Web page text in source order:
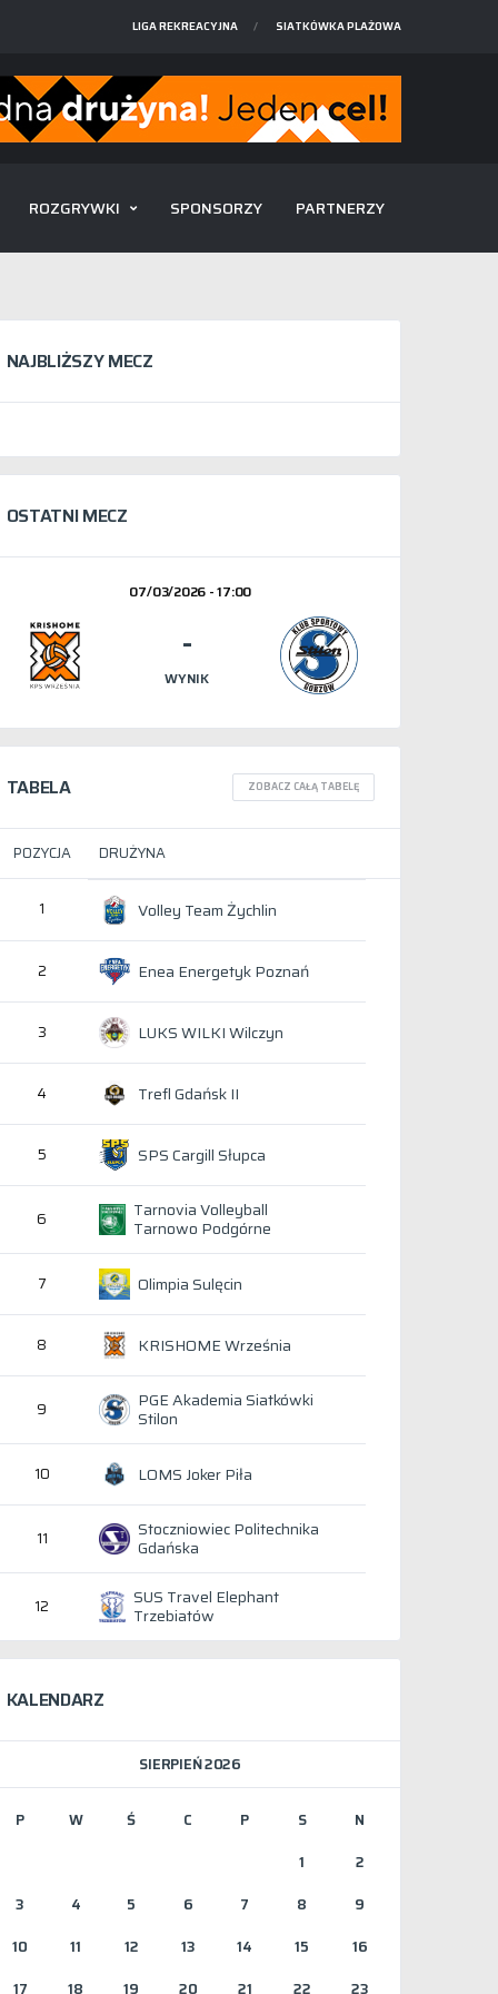
LIGA REKREACYJNA SIATKÓWKA PLAŻOWA
ROZGRYWKI SPONSORZY PARTNERZY
NAJBLIŻSZY MECZ
OSTATNI MECZ
07/03/2026 - 17:00
-
WYNIK
TABELA ZOBACZ CAŁĄ TABELĘ
POZYCJA DRUŻYNA
1 Volley Team Żychlin
2 Enea Energetyk Poznań
3 LUKS WILKI Wilczyn
4 Trefl Gdańsk II
5 SPS Cargill Słupca
6 Tarnovia Volleyball
Tarnowo Podgórne
7 Olimpia Sulęcin
8 KRISHOME Września
9 PGE Akademia Siatkówki
Stilon
10 LOMS Joker Piła
11 Stoczniowiec Politechnika
Gdańska
12 SUS Travel Elephant
Trzebiatów
KALENDARZ
SIERPIEŃ 2026
P W Ś C P S
N
1
2
3
4 5 6 7 8
9
10
11 12 13 14 15
16
17
18 19 20 21 22
23